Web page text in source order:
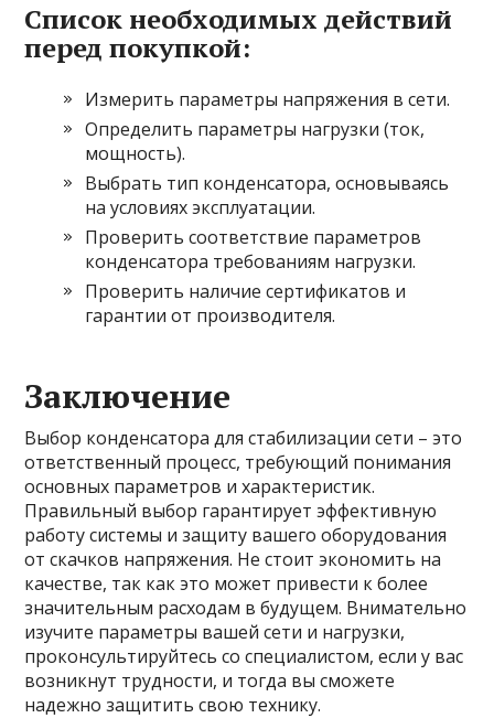
Список необходимых действий
перед покупкой:
Измерить параметры напряжения в сети.
Определить параметры нагрузки (ток,
мощность).
Выбрать тип конденсатора, основываясь
на условиях эксплуатации.
Проверить соответствие параметров
конденсатора требованиям нагрузки.
Проверить наличие сертификатов и
гарантии от производителя.
Заключение
Выбор конденсатора для стабилизации сети – это
ответственный процесс, требующий понимания
основных параметров и характеристик.
Правильный выбор гарантирует эффективную
работу системы и защиту вашего оборудования
от скачков напряжения. Не стоит экономить на
качестве, так как это может привести к более
значительным расходам в будущем. Внимательно
изучите параметры вашей сети и нагрузки,
проконсультируйтесь со специалистом, если у вас
возникнут трудности, и тогда вы сможете
надежно защитить свою технику.